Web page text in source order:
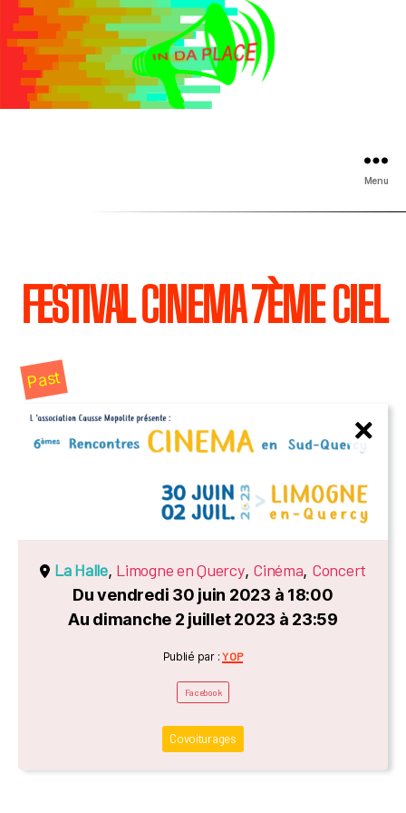
Menu
FESTIVAL CINEMA 7ÈME CIEL
Past
La Halle, Limogne en Quercy, Cinéma, Concert
Du vendredi 30 juin 2023 à 18:00
Au dimanche 2 juillet 2023 à 23:59
Catégories
Publié par :YOP
Facebook
Covoiturages